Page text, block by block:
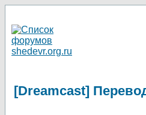
[Dreamcast]